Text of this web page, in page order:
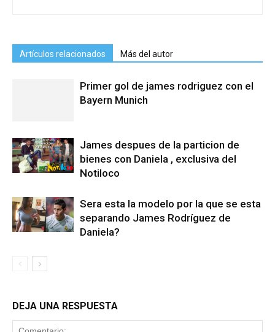
Artículos relacionados Más del autor
Primer gol de james rodriguez con el
Bayern Munich
James despues de la particion de
bienes con Daniela , exclusiva del
Notiloco
Sera esta la modelo por la que se esta
separando James Rodríguez de
Daniela?
DEJA UNA RESPUESTA